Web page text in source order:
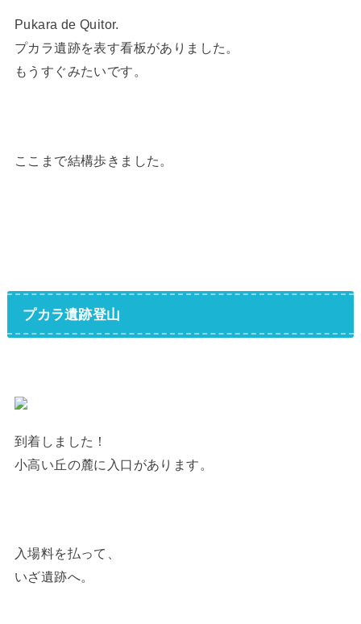
Pukara de Quitor.
プカラ遺跡を表す看板がありました。
もうすぐみたいです。
ここまで結構歩きました。
プカラ遺跡登山
到着しました！
小高い丘の麓に入口があります。
入場料を払って、
いざ遺跡へ。